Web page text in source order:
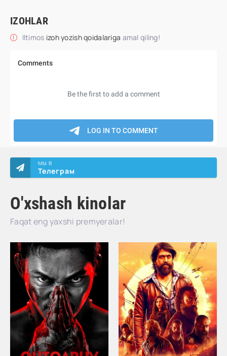
IZOHLAR
Iltimos izoh yozish qoidalariga amal qiling!
O'xshash kinolar
Faqat eng yaxshi premyeralar!
МЫ В
Телеграм